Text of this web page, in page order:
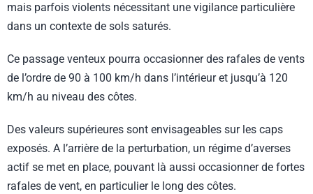
mais parfois violents nécessitant une vigilance particulière
dans un contexte de sols saturés.
Ce passage venteux pourra occasionner des rafales de vents
de l’ordre de 90 à 100 km/h dans l’intérieur et jusqu’à 120
km/h au niveau des côtes.
Des valeurs supérieures sont envisageables sur les caps
exposés. A l’arrière de la perturbation, un régime d’averses
actif se met en place, pouvant là aussi occasionner de fortes
rafales de vent, en particulier le long des côtes.